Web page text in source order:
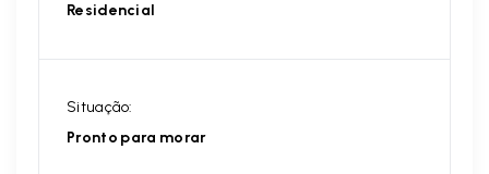
Residencial
Situação:
Pronto para morar